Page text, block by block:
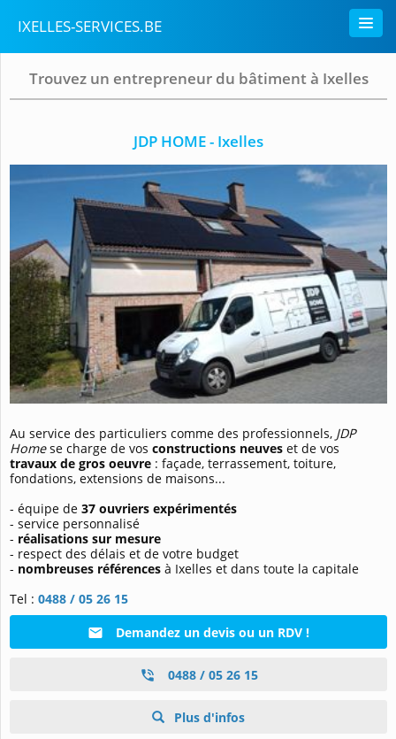
IXELLES-SERVICES.BE
Trouvez un entrepreneur du bâtiment à Ixelles
JDP HOME - Ixelles
Au service des particuliers comme des professionnels, JDP
Homese charge de vos constructions neuves et de vos
travaux de gros oeuvre : façade, terrassement, toiture,
fondations, extensions de maisons...
- équipe de 37 ouvriers expérimentés
- service personnalisé
- réalisations sur mesure
- respect des délais et de votre budget
- nombreuses références à Ixelles et dans toute la capitale
Tel : 0488 / 05 26 15
Demandez un devis ou un RDV !
0488 / 05 26 15
Plus d'infos